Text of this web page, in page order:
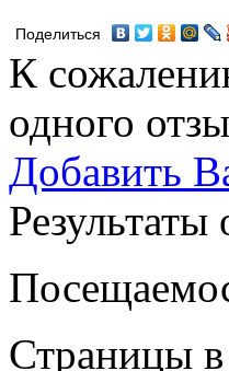
Поделиться
К
одного
Добавить
Результаты
Страницы